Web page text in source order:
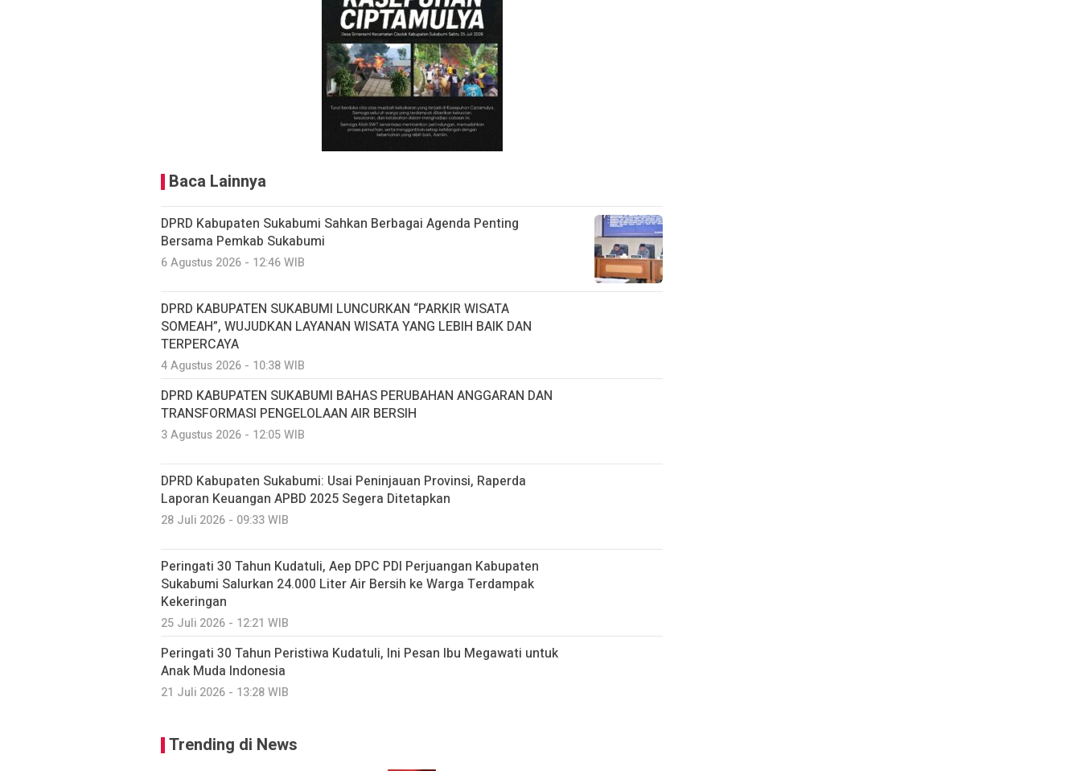
Baca Lainnya
DPRD Kabupaten Sukabumi Sahkan Berbagai Agenda Penting
Bersama Pemkab Sukabumi
6 Agustus 2026 - 12:46 WIB
DPRD KABUPATEN SUKABUMI LUNCURKAN “PARKIR WISATA
SOMEAH”, WUJUDKAN LAYANAN WISATA YANG LEBIH BAIK DAN
TERPERCAYA
4 Agustus 2026 - 10:38 WIB
DPRD KABUPATEN SUKABUMI BAHAS PERUBAHAN ANGGARAN DAN
TRANSFORMASI PENGELOLAAN AIR BERSIH
3 Agustus 2026 - 12:05 WIB
DPRD Kabupaten Sukabumi: Usai Peninjauan Provinsi, Raperda
Laporan Keuangan APBD 2025 Segera Ditetapkan
28 Juli 2026 - 09:33 WIB
Peringati 30 Tahun Kudatuli, Aep DPC PDI Perjuangan Kabupaten
Sukabumi Salurkan 24.000 Liter Air Bersih ke Warga Terdampak
Kekeringan
25 Juli 2026 - 12:21 WIB
Peringati 30 Tahun Peristiwa Kudatuli, Ini Pesan Ibu Megawati untuk
Anak Muda Indonesia
21 Juli 2026 - 13:28 WIB
Trending di News